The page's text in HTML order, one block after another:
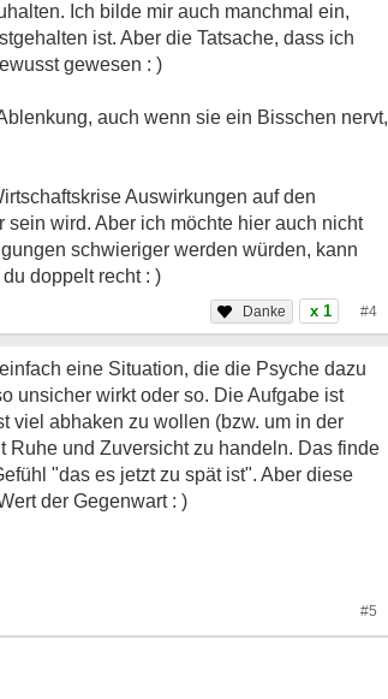
Ich bilde mir auch manchmal ein,
ist. Aber die Tatsache, dass ich
gewesen : )
auch wenn sie ein Bisschen nervt,
Auswirkungen auf den
wird. Aber ich möchte hier auch nicht
schwieriger werden würden, kann
doppelt recht : )
x 1 #4
eine Situation, die die Psyche dazu
unsicher wirkt oder so. Die Aufgabe ist
viel abhaken zu wollen (bzw. um in der
Ruhe und Zuversicht zu handeln. Das finde
"das es jetzt zu spät ist". Aber diese
der Gegenwart : )
#5